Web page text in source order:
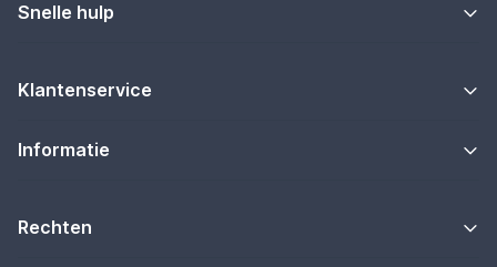
Snelle hulp
Klantenservice
Informatie
Rechten